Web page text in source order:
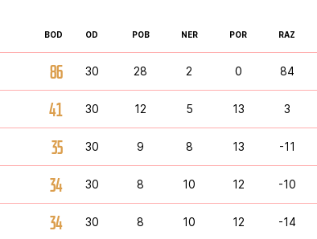
BOD OD POB NER POR RAZ
86 30 28 2 0 84
41 30 12 5 13 3
35 30 9 8 13 -11
34 30 8 10 12 -10
34 30 8 10 12 -14